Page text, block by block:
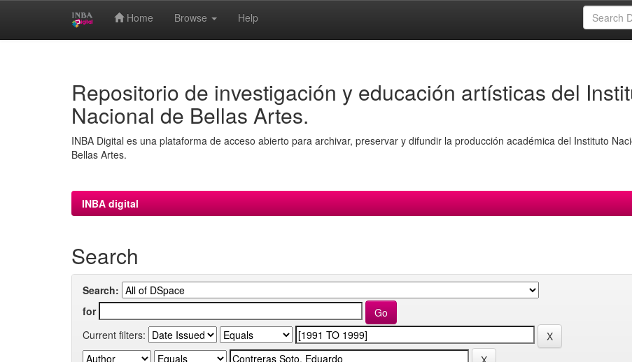
Home Browse Help
Repositorio de investigación y educación artísticas del
Nacional de Bellas Artes.
INBA Digital es una plataforma de acceso abierto para archivar, preservar y difundir la producción académica del Instituto
Bellas Artes.
INBA digital
Search
Search:
for
Current filters: